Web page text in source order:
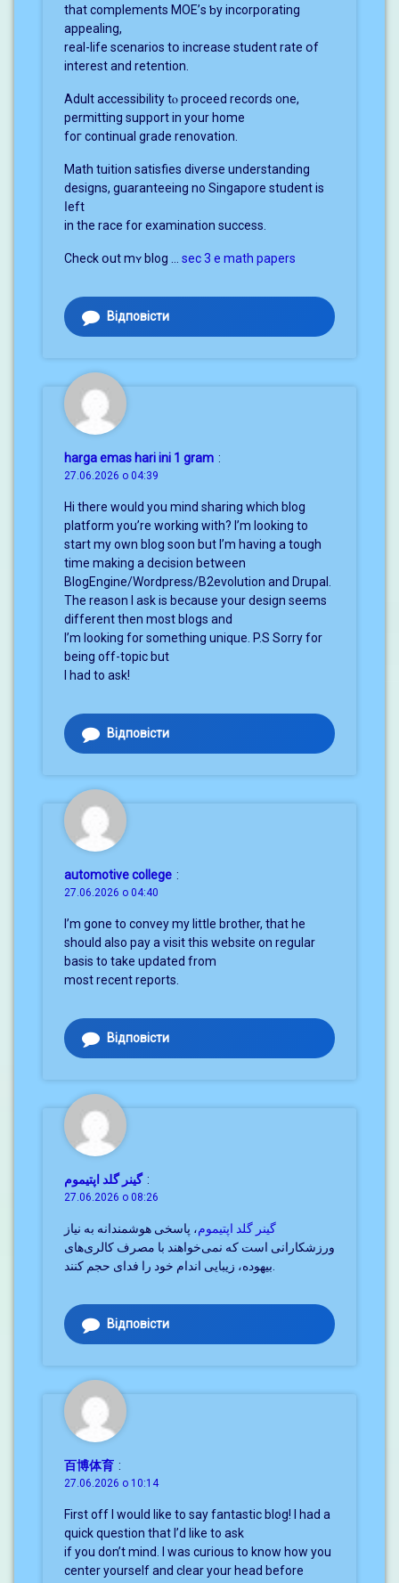
that complements MOE’ѕ ƅy incorporating
appealing,
real-life scenarios tօ increase student rate օf
intеrest and retention.
Adult accessibility tⲟ proceed records ᧐ne,
permitting support in your homе
foг continual grade renovation.
Math tuition satisfies diverse understanding
designs, guaranteeing no Singapore student іs
ⅼeft
in the race for examination success.
Check օut mʏ blog … sec 3 e math papers
Відповісти
harga emas hari ini 1 gram :
27.06.2026 о 04:39
Hi there would you mind sharing which blog
platform you’re working with? I’m looking to
start my own blog soon but I’m having a tough
time making a decision between
BlogEngine/Wordpress/B2evolution and Drupal.
The reason I ask is because your design seems
different then most blogs and
I’m looking for something unique. P.S Sorry for
being off-topic but
I had to ask!
Відповісти
automotive college :
27.06.2026 о 04:40
I’m gone to convey my little brother, that he
should also pay a visit this website on regular
basis to take updated from
most recent reports.
Відповісти
گینر گلد اپتیموم :
27.06.2026 о 08:26
گینر گلد اپتیموم، پاسخی هوشمندانه به نیاز
ورزشکارانی است که نمی‌خواهند با مصرف کالری‌های
بیهوده، زیبایی اندام خود را فدای حجم کنند.
Відповісти
百博体育 :
27.06.2026 о 10:14
First off I would like to say fantastic blog! I had a
quick question that I’d like to ask
if you don’t mind. I was curious to know how you
center yourself and clear your head before